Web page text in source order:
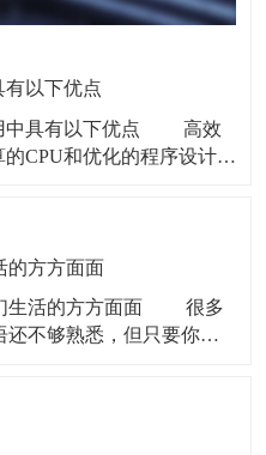
有以下优点
中具有以下优点 高效
CPU和优化的程序设计，
能够在恶劣的工业环境
PL
的方方面面
生活的方方面面 很多
还不够熟悉，但只要你仔
要拿笔签到，只需在
录按时上下班